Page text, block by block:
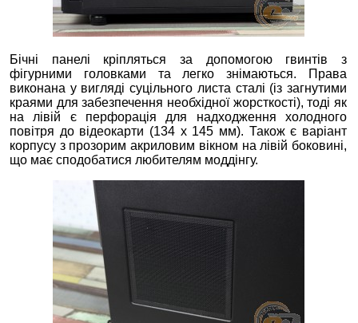
Бічні панелі кріпляться за допомогою гвинтів з
фігурними головками та легко знімаються. Права
виконана у вигляді суцільного листа сталі (із загнутими
краями для забезпечення необхідної жорсткості), тоді як
на лівій є перфорація для надходження холодного
повітря до відеокарти (134 х 145 мм). Також є варіант
корпусу з прозорим акриловим вікном на лівій боковині,
що має сподобатися любителям моддінгу.